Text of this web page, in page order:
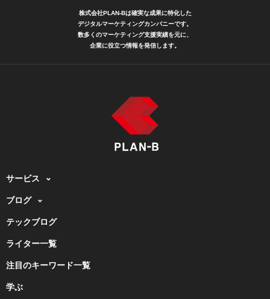
株式会社PLAN-Bは確実な成果に特化した
デジタルマーケティングカンパニーです。
数多くのマーケティング支援実績を元に、
企業に役立つ情報を発信します。
サービス
ブログ
テックブログ
ライター一覧
注目のキーワード一覧
学ぶ